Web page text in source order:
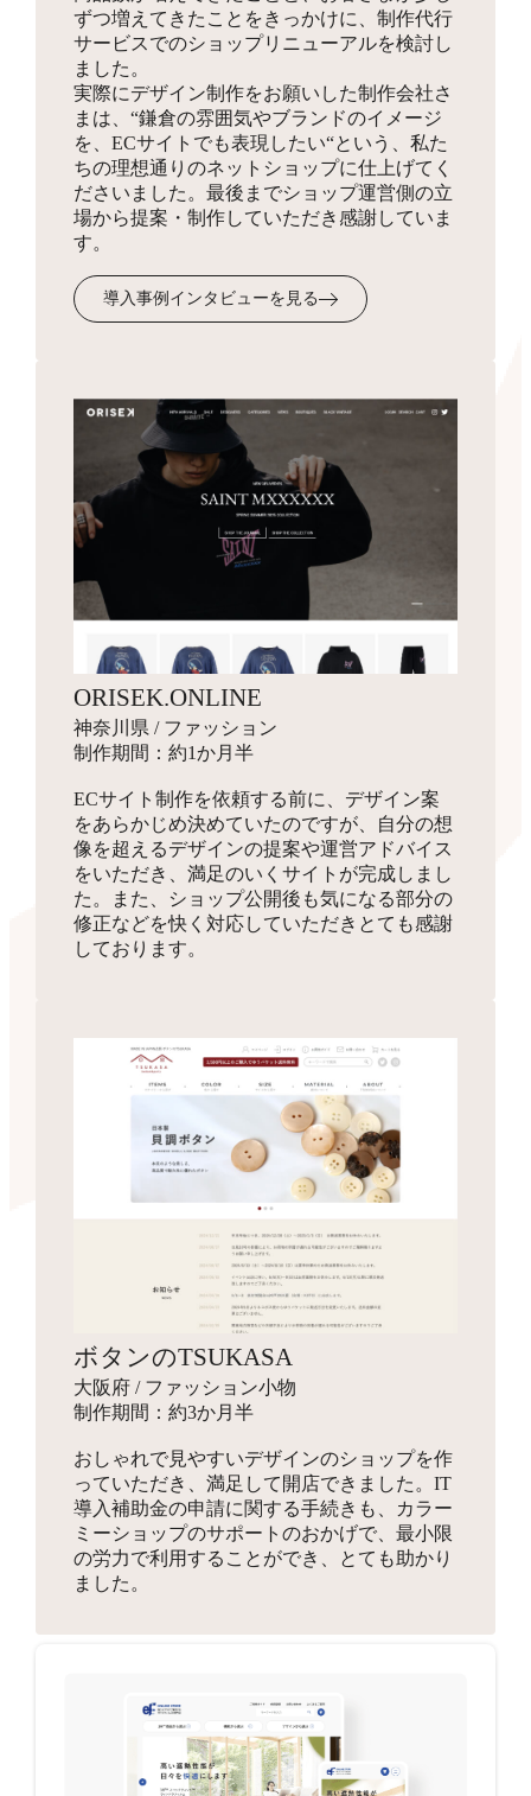
HTMLサイトマップ作成
3,300円
ショップの全体像となりSEO対策にも有効なサイトマッ
プを、フリーページを使って作成します。
受注・入金・発送メール
テンプレ作成
3,300円
お客様へ送付するメール文面のフォーマットを作成・設
同梱物
お見積り
商品を発送する際に同梱する制作物をデザインします。
ずつ増えてきたことをきっかけに、制作代行
サービスでのショップリニューアルを検討し
ました。
実際にデザイン制作をお願いした制作会社さ
まは、“鎌倉の雰囲気やブランドのイメージ
を、ECサイトでも表現したい“という、私た
ちの理想通りのネットショップに仕上げてく
ださいました。最後までショップ運営側の立
場から提案・制作していただき感謝していま
す。
導入事例インタビューを見る
ORISEK.ONLINE
神奈川県 / ファッション
制作期間：約1か月半
ECサイト制作を依頼する前に、デザイン案
をあらかじめ決めていたのですが、自分の想
像を超えるデザインの提案や運営アドバイス
をいただき、満足のいくサイトが完成しまし
た。また、ショップ公開後も気になる部分の
修正などを快く対応していただきとても感謝
しております。
ボタンのTSUKASA
大阪府 / ファッション小物
制作期間：約3か月半
おしゃれで見やすいデザインのショップを作
っていただき、満足して開店できました。IT
導入補助金の申請に関する手続きも、カラー
ミーショップのサポートのおかげで、最小限
の労力で利用することができ、とても助かり
ました。